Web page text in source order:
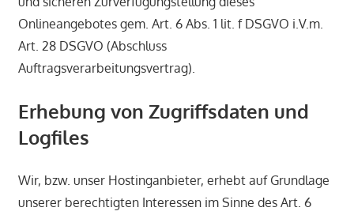
Onlineangebotes gem. Art. 6 Abs. 1 lit. f DSGVO i.V.m.
Art. 28 DSGVO (Abschluss
Auftragsverarbeitungsvertrag).
Erhebung von Zugriffsdaten und
Logfiles
Wir, bzw. unser Hostinganbieter, erhebt auf Grundlage
unserer berechtigten Interessen im Sinne des Art. 6